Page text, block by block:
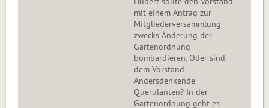
mit einem Antrag zur
Mitgliederversammlung
zwecks Änderung der
Gartenordnung
bombardieren. Oder sind
dem Vorstand
Andersdenkende
Querulanten? In der
Gartenordnung geht es